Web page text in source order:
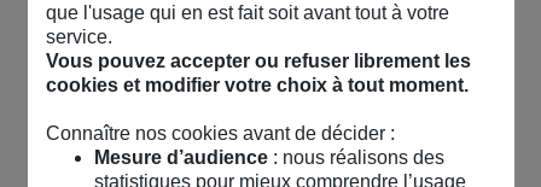
AURÉLIE D.,
que l'usage qui en est fait soit avant tout à votre
service.
Vous pouvez accepter ou refuser librement les
cookies et modifier votre choix à tout moment.
Connaître nos cookies avant de décider :
Mesure d’audience: nous réalisons des
statistiques pour mieux comprendre l’usage